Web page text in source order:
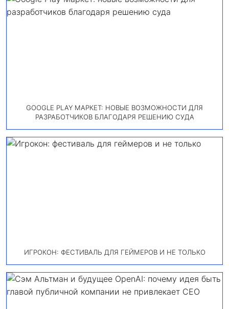
GOOGLE PLAY МАРКЕТ: НОВЫЕ ВОЗМОЖНОСТИ ДЛЯ
РАЗРАБОТЧИКОВ БЛАГОДАРЯ РЕШЕНИЮ СУДА
ИГРОКОН: ФЕСТИВАЛЬ ДЛЯ ГЕЙМЕРОВ И НЕ ТОЛЬКО